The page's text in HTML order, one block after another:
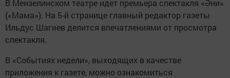
В Мензелинском театре идет премьера спектакля «Әни»
(«Мама»). На 5-й странице главный редактор газеты
Ильдус Шагиев делится впечатлениями от просмотра
спектакля.
В «Событиях недели», выходящих в качестве
приложения к газете, можно ознакомиться